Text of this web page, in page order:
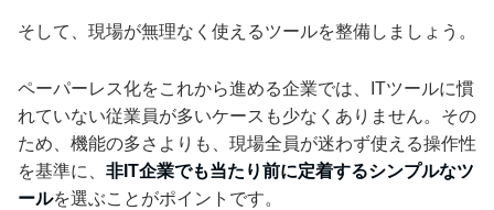
そして、現場が無理なく使えるツールを整備しましょう。
ペーパーレス化をこれから進める企業では、ITツールに慣
れていない従業員が多いケースも少なくありません。その
ため、機能の多さよりも、現場全員が迷わず使える操作性
を基準に、 非IT企業でも当たり前に定着するシンプルなツ
ールを選ぶことがポイントです。